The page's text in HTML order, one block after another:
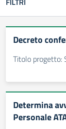
Decreto
Titolo progetto:
Determina
Personale